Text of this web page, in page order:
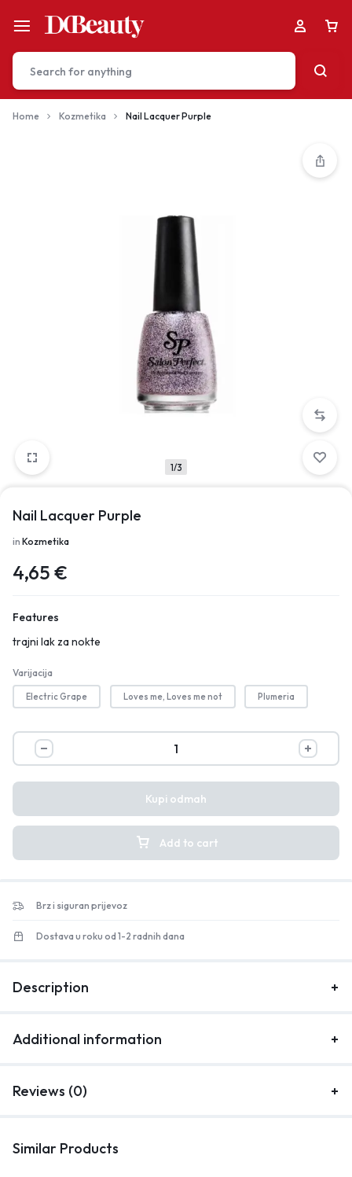
Sign in to view products added.
Shop What's New
Sign in
Home Kozmetika Nail Lacquer Purple
1/3
Nail Lacquer Purple
in Kozmetika
4,65 €
Features
trajni lak za nokte
Varijacija
Electric Grape Loves me, Loves me not Plumeria
Add to cart
Kupi odmah
Brz i siguran prijevoz
Dostava u roku od 1-2 radnih dana
Description
Additional information
Reviews (0)
Similar Products